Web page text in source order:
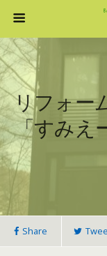
リフォー
「すみえ
Share